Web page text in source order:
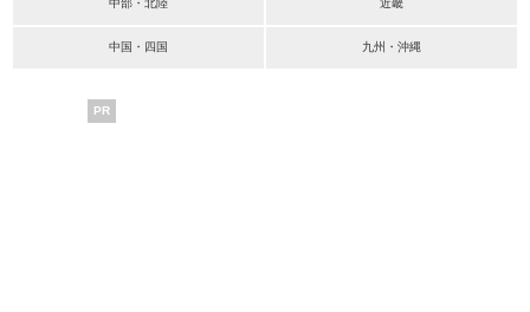
中部・北陸 近畿
中国・四国 九州・沖縄
PR